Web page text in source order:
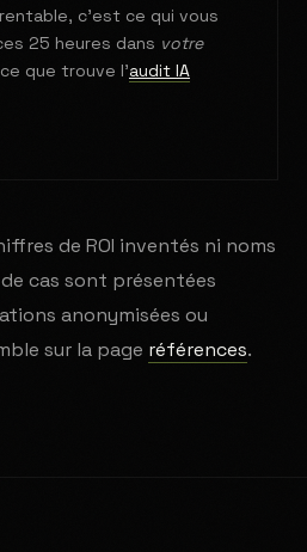
c'est ce qui vous
25 heures dans votre
que trouve l'audit IA
de ROI inventés ni noms
cas sont présentées
anonymisées ou
sur la page références.